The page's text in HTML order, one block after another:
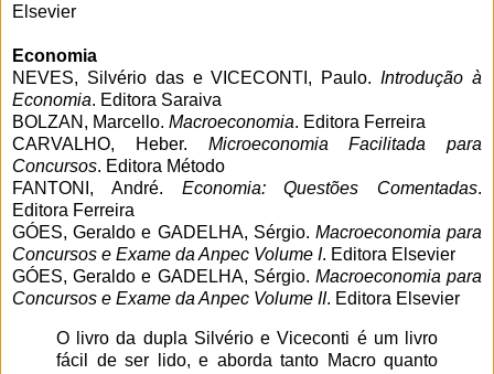
Elsevier
Economia
NEVES, Silvério das e VICECONTI, Paulo.Introdução à
Economia. Editora Saraiva
BOLZAN, Marcello. Macroeconomia. Editora Ferreira
CARVALHO, Heber. Microeconomia Facilitada para
Concursos. Editora Método
FANTONI, André. Economia: Questões Comentadas.
Editora Ferreira
GÓES, Geraldo e GADELHA, Sérgio. Macroeconomia para
Concursos e Exame da Anpec Volume I. Editora Elsevier
GÓES, Geraldo e GADELHA, Sérgio. Macroeconomia para
Concursos e Exame da Anpec Volume II. Editora Elsevier
O livro da dupla Silvério e Viceconti é um livro
fácil de ser lido, e aborda tanto Macro quanto